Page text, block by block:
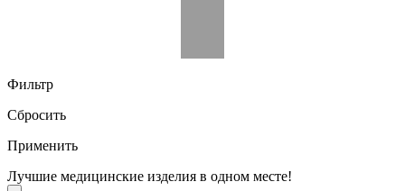
Фильтр
Сбросить
Применить
Лучшие медицинские изделия в одном месте!